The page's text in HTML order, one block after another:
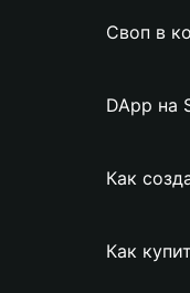
Своп в
DApp на
Как
Как